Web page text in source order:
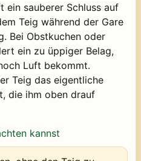
ein sauberer Schluss auf
Teig während der Gare
Bei Obstkuchen oder
ein zu üppiger Belag,
Luft bekommt.
Teig das eigentliche
die ihm oben drauf
kannst